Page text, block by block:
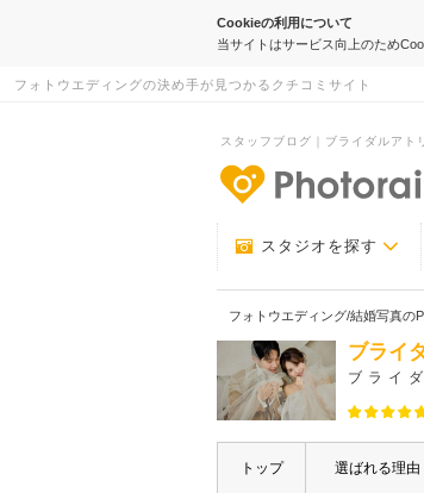
Cookieの利用について
当サイトはサービス向上のため
フォトウエディングの決め手が見つかるクチコミサイト
スタッフブログ｜ブライダルア
スタジオを探す
フォトウエディング/結婚写真の
ブライ
ブライ
トップ 選ばれる理由